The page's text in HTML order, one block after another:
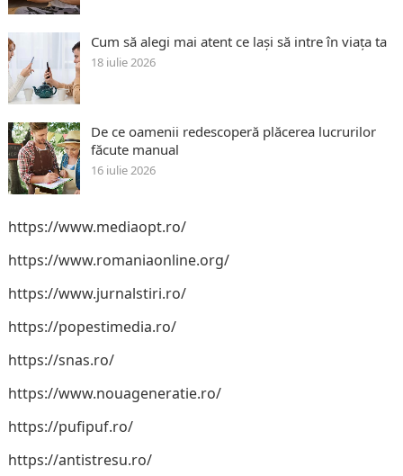
Cum să alegi mai atent ce lași să intre în viața ta
18 iulie 2026
De ce oamenii redescoperă plăcerea lucrurilor
făcute manual
16 iulie 2026
https://www.mediaopt.ro/
https://www.romaniaonline.org/
https://www.jurnalstiri.ro/
https://popestimedia.ro/
https://snas.ro/
https://www.nouageneratie.ro/
https://pufipuf.ro/
https://antistresu.ro/